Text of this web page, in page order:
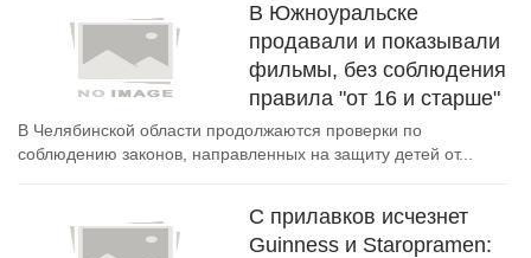
В Южноуральске
продавали и показывали
фильмы, без соблюдения
правила "от 16 и старше"
В Челябинской области продолжаются проверки по
соблюдению законов, направленных на защиту детей от...
C прилавков исчезнет
Guinness и Staropramen: